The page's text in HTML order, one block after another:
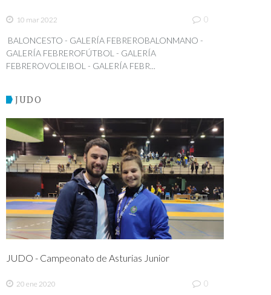
10 mar 2022 0
BALONCESTO - GALERÍA FEBREROBALONMANO -
GALERÍA FEBREROFÚTBOL - GALERÍA
FEBREROVOLEIBOL - GALERÍA FEBR...
JUDO
JUDO - Campeonato de Asturias Junior
20 ene 2020 0